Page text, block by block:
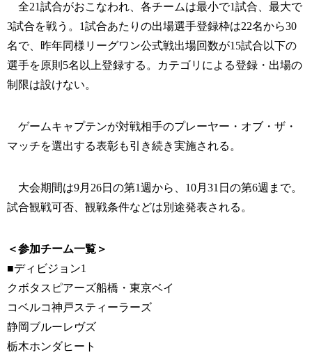
全21試合がおこなわれ、各チームは最小で1試合、最大で
3試合を戦う。1試合あたりの出場選手登録枠は22名から30
名で、昨年同様リーグワン公式戦出場回数が15試合以下の
選手を原則5名以上登録する。カテゴリによる登録・出場の
制限は設けない。
ゲームキャプテンが対戦相手のプレーヤー・オブ・ザ・
マッチを選出する表彰も引き続き実施される。
大会期間は9月26日の第1週から、10月31日の第6週まで。
試合観戦可否、観戦条件などは別途発表される。
＜参加チーム一覧＞
■ディビジョン1
クボタスピアーズ船橋・東京ベイ
コベルコ神戸スティーラーズ
静岡ブルーレヴズ
栃木ホンダヒート